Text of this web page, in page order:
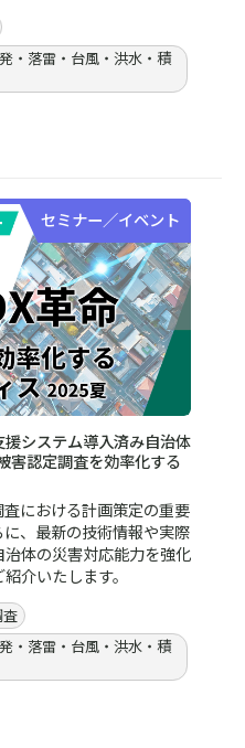
・落雷・台風・洪水・積
セミナー／イベント
援システム導入済み自治体
害認定調査を効率化する
における計画策定の重要
、最新の技術情報や実際
体の災害対応能力を強化
介いたします。
・落雷・台風・洪水・積